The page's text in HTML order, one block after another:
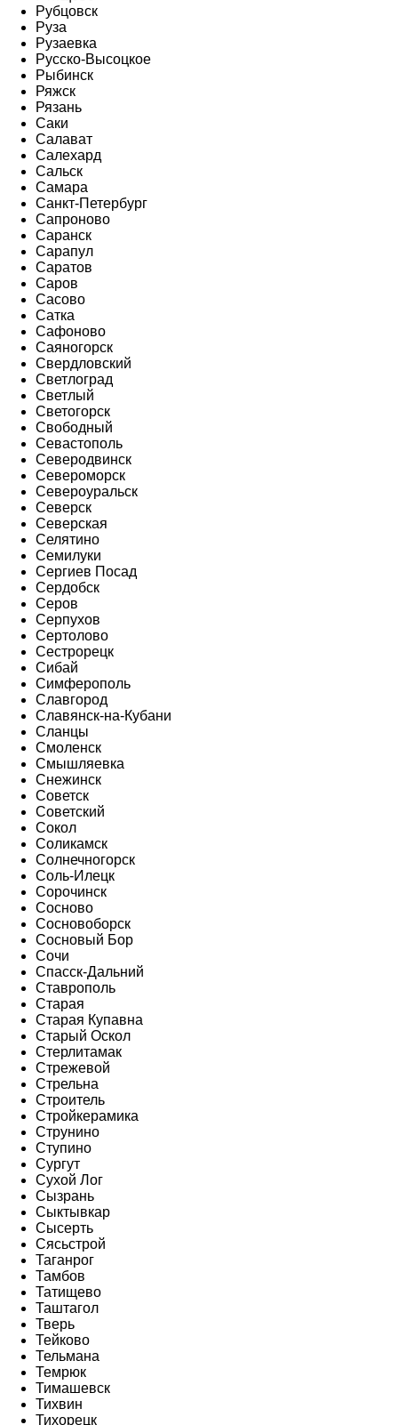
Рубцовск
Руза
Рузаевка
Русско-Высоцкое
Рыбинск
Ряжск
Рязань
Саки
Салават
Салехард
Сальск
Самара
Санкт-Петербург
Сапроново
Саранск
Сарапул
Саратов
Саров
Сасово
Сатка
Сафоново
Саяногорск
Свердловский
Светлоград
Светлый
Светогорск
Свободный
Севастополь
Северодвинск
Североморск
Североуральск
Северск
Северская
Селятино
Семилуки
Сергиев Посад
Сердобск
Серов
Серпухов
Сертолово
Сестрорецк
Сибай
Симферополь
Славгород
Славянск-на-Кубани
Сланцы
Смоленск
Смышляевка
Снежинск
Советск
Советский
Сокол
Соликамск
Солнечногорск
Соль-Илецк
Сорочинск
Сосново
Сосновоборск
Сосновый Бор
Сочи
Спасск-Дальний
Ставрополь
Старая
Старая Купавна
Старый Оскол
Стерлитамак
Стрежевой
Стрельна
Строитель
Стройкерамика
Струнино
Ступино
Сургут
Сухой Лог
Сызрань
Сыктывкар
Сысерть
Сясьстрой
Таганрог
Тамбов
Татищево
Таштагол
Тверь
Тейково
Тельмана
Темрюк
Тимашевск
Тихвин
Тихорецк